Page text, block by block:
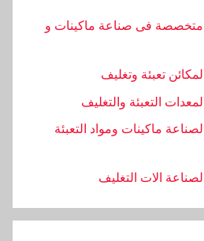
فى صناعة ماكينات و
وتغليف
والتغليف
ومواد التعبئة
التغليف